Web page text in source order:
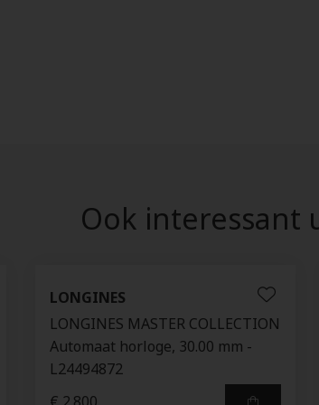
Ook interessant
LONGINES
LONGINES MASTER COLLECTION
Automaat horloge, 30.00 mm -
L24494872